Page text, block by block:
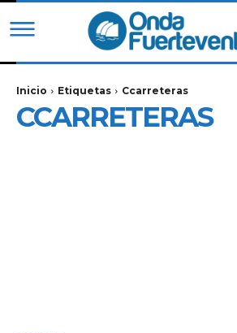
Inicio Etiquetas Ccarreteras
CCARRETERAS